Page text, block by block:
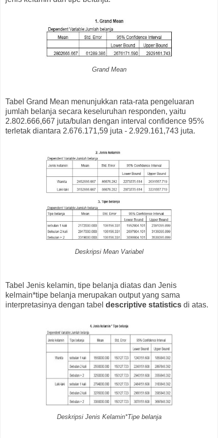
Grand Mean
Tabel Grand Mean menunjukkan rata-rata pengeluaran
jumlah belanja secara keseluruhan responden, yaitu
2.802.666,667 juta/bulan dengan interval confidence 95%
terletak diantara 2.676.171,59 juta - 2.929.161,743 juta.
Deskripsi Mean Variabel
Tabel Jenis kelamin, tipe belanja diatas dan Jenis
kelmain*tipe belanja merupakan output yang sama
interpretasinya dengan tabel descriptive statistics di atas.
Deskripsi Jenis Kelamin*Tipe belanja